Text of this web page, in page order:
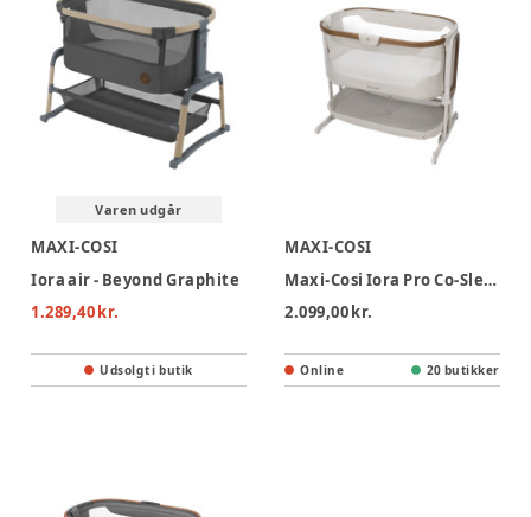
Varen udgår
MAXI-COSI
Iora air - Beyond Graphite
1.289,40 kr.
Udsolgt i butik
MAXI-COSI
Maxi-Cosi Iora Pro Co-Sleeper Vugge - Elegance Beige
2.099,00 kr.
Online 20 butikker